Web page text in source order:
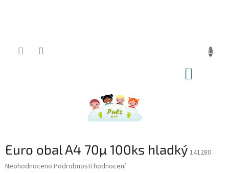
Euro obal A4 70µ 100ks hladký 141280
Průměrné
Neohodnoceno Podrobnosti hodnocení